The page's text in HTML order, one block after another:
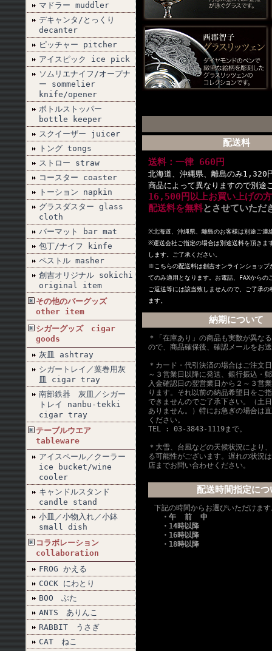
マドラー muddler
デキャンタ/とっくり
decanter
ピッチャー pitcher
アイスピック ice pick
ソムリエナイフ/オープナ
ー sommelier
knife/opener
ボトルストッパー
bottle keeper
スクイーザー juicer
トング tongs
ストロー straw
コースター coaster
トーション napkin
グラスダスター glass
cloth
バーマット bar mat
包丁/ナイフ kinfe
ペストル masher
創吉オリジナル sokichi
original item
その他のバーグッズ
other item
シガーグッズ cigar
goods
灰皿 ashtray
シガートレイ／葉巻用灰
皿 cigar tray
南部鉄器 灰皿／シガー
トレイ nanbu-tekki
cigar tray
テーブルウエア
tableware
アイスペール／クーラー
ice bucket/wine
cooler
キャンドルスタンド
candle stand
小皿／小物入れ／小鉢
small dish
コラボレーション
collaboration
FROG かえる
COCK にわとり
BOO ぶた
ANTS ありんこ
RABBIT うさぎ
CAT ねこ
配送料
送料：一律 660円
北海道、沖縄県、離島のみ1,320
商品によって異なりますので別途
16,500円以上お買い上げの
配送料を無料とさせていただ
※北海道、沖縄県、離島のお客様は別途ご連
※運送会社ご指定の場合は別途送料を頂きま
します。ご了承ください。
※こちらの配送料は創吉オンラインショップ
てのみ適用となります。お電話、FAXからの
ご返送等には該当致しませんので、ご了承
ます。
納期について
＊「在庫あり」の商品も実数が異な
ので、商品確保後、確認メールをお
＊カード・代引決済の場合はご注文
～３営業日以降に発送、銀行振込・
入金確認日の翌営業日から２～３営
ります。それ以前の納品希望日をご
できませんのでご了承下さい。（土
ありません。）特にお急ぎの場合は
ください。
TEL : 03-3843-1119まで。
＊大雪、台風などの天候状況により
る可能性がございます。遅れの状況
店までお問い合わせください。
配送時間指定につ
下記の時間からお選びいただけま
・午 前 中
・14時以降
・16時以降
・18時以降